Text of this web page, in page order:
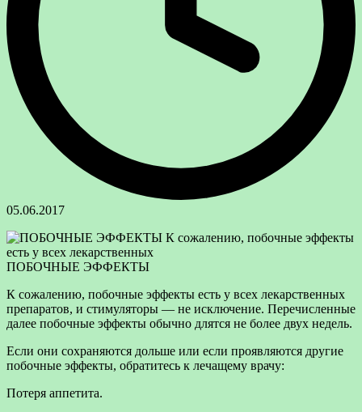
05.06.2017
ПОБОЧНЫЕ ЭФФЕКТЫ
К сожалению, побочные эффекты есть у всех лекарственных
препаратов, и стимуляторы — не исключение. Перечисленные
далее побочные эффекты обычно длятся не более двух недель.
Если они сохраняются дольше или если проявляются другие
побочные эффекты, обратитесь к лечащему врачу:
Потеря аппетита.